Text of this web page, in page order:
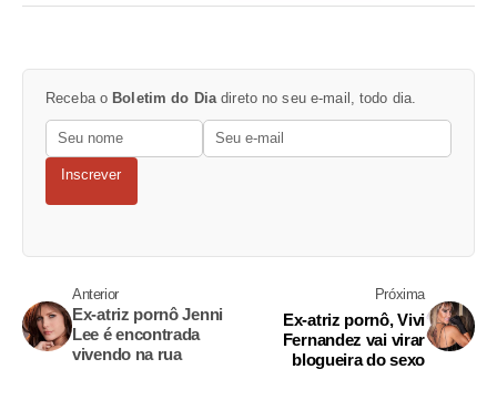
Receba o Boletim do Diadireto no seu e-mail, todo dia.
Inscrever
Anterior
Ex-atriz pornô Jenni
Lee é encontrada
vivendo na rua
Próxima
Ex-atriz pornô, Vivi
Fernandez vai virar
blogueira do sexo